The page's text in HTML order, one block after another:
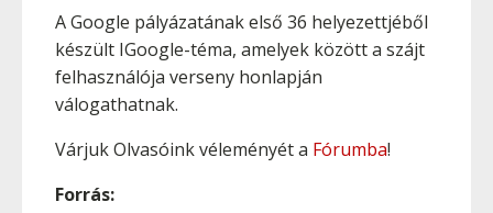
A Google pályázatának első 36 helyezettjéből
készült IGoogle-téma, amelyek között a szájt
felhasználója verseny honlapján
válogathatnak.
Várjuk Olvasóink véleményét a Fórumba!
Forrás: